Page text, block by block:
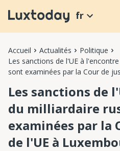
fr
Accueil Actualités
Politique
Les sanctions de l'UE à
sont examinées par la Cour de
Les sanctions de
du milliardaire
examinées par la
de l'UE à